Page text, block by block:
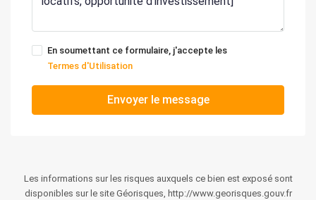
En soumettant ce formulaire, j'accepte les
Termes d'Utilisation
Envoyer le message
Les informations sur les risques auxquels ce bien est exposé sont
disponibles sur le site Géorisques, http://www.georisques.gouv.fr